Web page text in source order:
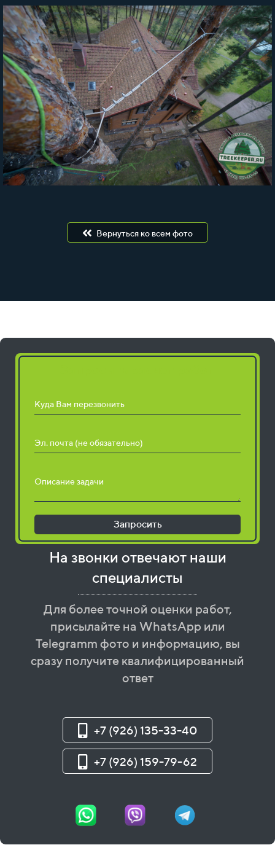
Вернуться ко всем фото
Куда Вам перезвонить
Эл. почта (не обязательно)
Описание задачи
Запросить
На звонки отвечают наши
специалисты
Для более точной оценки работ,
присылайте на WhatsApp или
Telegramm фото и информацию, вы
сразу получите квалифицированный
ответ
+7 (926) 135-33-40
+7 (926) 159-79-62